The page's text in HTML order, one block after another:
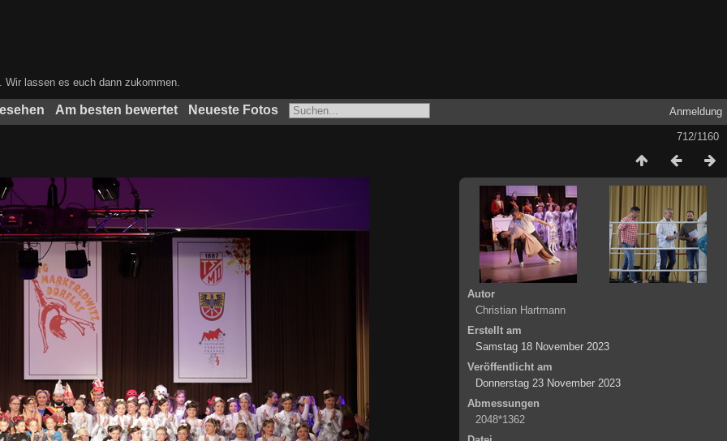
lassen es euch dann zukommen.
Am besten bewertet Neueste Fotos Anmeldung
712/1160
Autor
Christian Hartmann
Erstellt am
Samstag 18 November 2023
Veröffentlicht am
Donnerstag 23 November 2023
Abmessungen
2048*1362